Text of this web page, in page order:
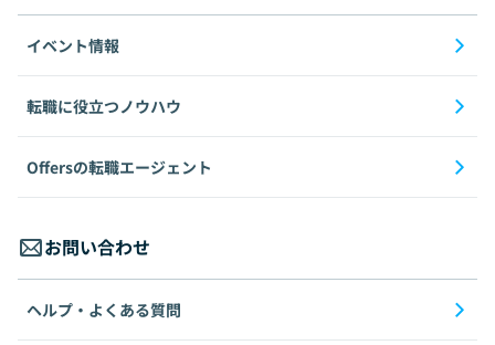
イベント情報
転職に役立つノウハウ
Offersの転職エージェント
お問い合わせ
ヘルプ・よくある質問